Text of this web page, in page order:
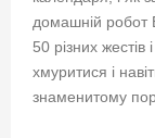
домашній робот
50 різних жестів
хмуритися і
знаменитому